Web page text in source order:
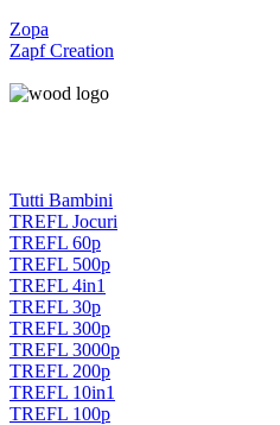
Zopa
Zapf Creation
Tutti Bambini
TREFL Jocuri
TREFL 60p
TREFL 500p
TREFL 4in1
TREFL 30p
TREFL 300p
TREFL 3000p
TREFL 200p
TREFL 10in1
TREFL 100p